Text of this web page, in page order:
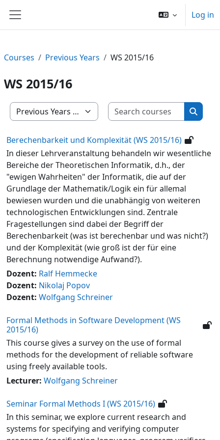
Side panel
Log in
Courses Previous Years WS 2015/16
WS 2015/16
Course categories
Search
Berechenbarkeit und Komplexität (WS 2015/16)
In dieser Lehrveranstaltung behandeln wir wesentliche
Bereiche der Theoretischen Informatik, d.h., der
"ewigen Wahrheiten" der Informatik, die auf der
Grundlage der Mathematik/Logik ein für allemal
bewiesen wurden und die unabhängig von weiteren
technologischen Entwicklungen sind. Zentrale
Fragestellungen sind dabei der Begriff der
Berechenbarkeit (was ist berechenbar und was nicht?)
und der Komplexität (wie groß ist der für eine
Berechnung notwendige Aufwand?).
Dozent: Ralf Hemmecke
Dozent: Nikolaj Popov
Dozent: Wolfgang Schreiner
Formal Methods in Software Development (WS
2015/16)
This course gives a survey on the use of formal
methods for the development of reliable software
using freely available tools.
Lecturer: Wolfgang Schreiner
Seminar Formal Methods I (WS 2015/16)
In this seminar, we explore current research and
systems for specifying and verifying computer